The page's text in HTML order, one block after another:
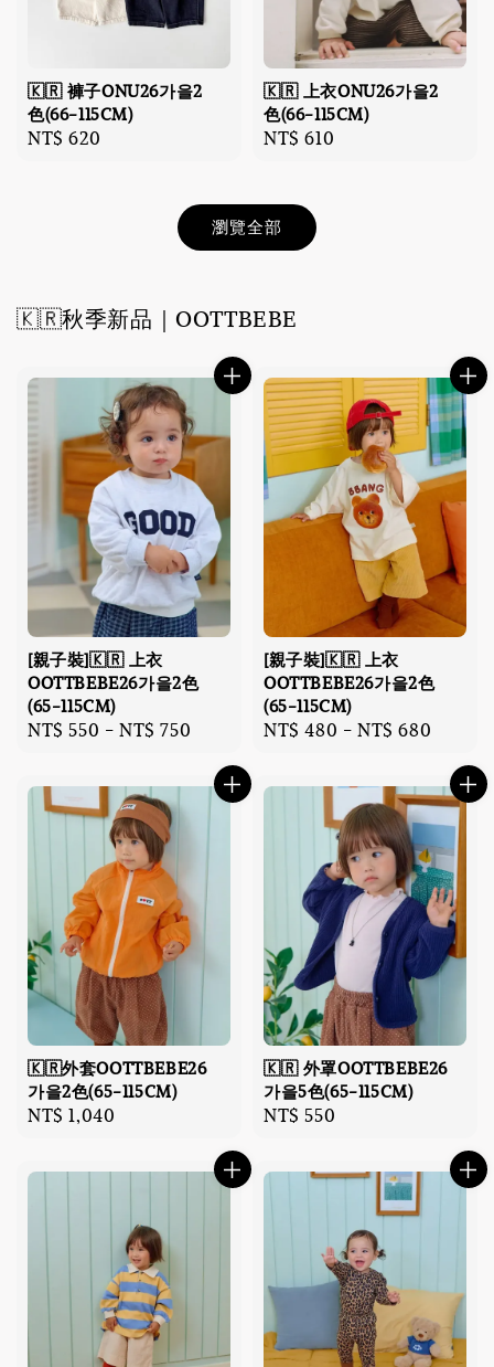
🇰🇷 褲子ONU26가을2
色(66-115CM)
Regular
NT$ 620
🇰🇷 上衣ONU26가을2
色(66-115CM)
Regular
NT$ 610
瀏覽全部
🇰🇷秋季新品｜OOTTBEBE
[親子裝]🇰🇷 上衣
OOTTBEBE26가을2色
(65-115CM)
Regular
NT$ 550 -NT$ 750
[親子裝]🇰🇷 上衣
OOTTBEBE26가을2色
(65-115CM)
Regular
NT$ 480 -NT$ 680
🇰🇷外套OOTTBEBE26
가을2色(65-115CM)
Regular
NT$ 1,040
🇰🇷 外罩OOTTBEBE26
가을5色(65-115CM)
Regular
NT$ 550